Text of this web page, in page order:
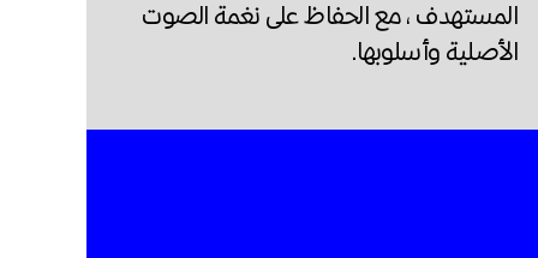
المستهدف ، مع الحفاظ على نغمة الصوت
الأصلية وأسلوبها.